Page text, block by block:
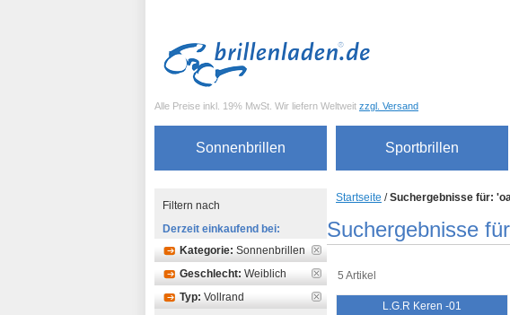
Alle Preise inkl. 19% MwSt. Wir liefern Weltweit zzgl. Versand
Sonnenbrillen Sportbrillen
Startseite /Suchergebnisse für:
Suchergebnisse
5 Artikel
L.G.R Keren -01
Filtern nach
Derzeit einkaufend bei:
Kategorie: Sonnenbrillen
Geschlecht: Weiblich
Typ: Vollrand